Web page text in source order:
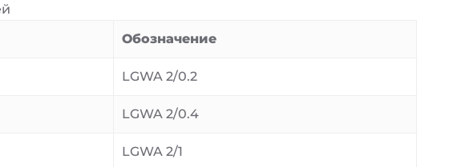
Обозначение
LGWA 2/0.2
LGWA 2/0.4
LGWA 2/1